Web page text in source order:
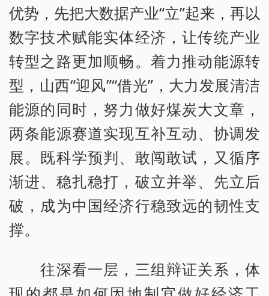
优势，先把大数据产业“立”起来，再以
数字技术赋能实体经济，让传统产业
转型之路更加顺畅。着力推动能源转
型，山西“迎风”“借光”，大力发展清洁
能源的同时，努力做好煤炭大文章，
两条能源赛道实现互补互动、协调发
展。既科学预判、敢闯敢试，又循序
渐进、稳扎稳打，破立并举、先立后
破，成为中国经济行稳致远的韧性支
撑。
往深看一层，三组辩证关系，体